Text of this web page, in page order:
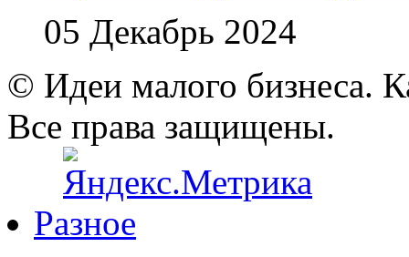
05 Декабрь 2024
© Идеи малого бизнеса.
Все права защищены.
Разное